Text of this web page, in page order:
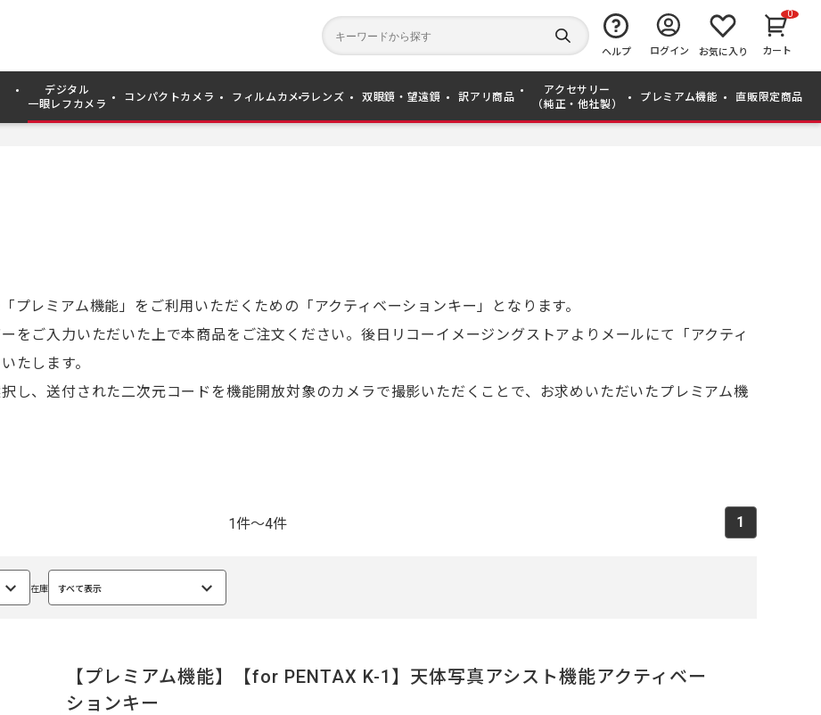
か
ら
検
索
す
る
ヘルプ ログイン お気に入り
0
カート
デジタル
一眼レフカメラ
コンパクトカメラ フィルムカメラ レンズ 双眼鏡・望遠鏡 訳アリ商品
アクセサリー
（純正・他社製）
プレミアム機能 直販限定商品
プレミアム機能」をご利用いただくための「アクティベーションキー」となります。
をご入力いただいた上で本商品をご注文ください。後日リコーイメージングストアよりメールにて「アクティ
たします。
し、送付された二次元コードを機能開放対象のカメラで撮影いただくことで、お求めいただいたプレミアム機
1件～4件 1
在庫 すべて表示
選
択
【プレミアム機能】【for PENTAX K-1】天体写真アシスト機能アクティベー
ションキー